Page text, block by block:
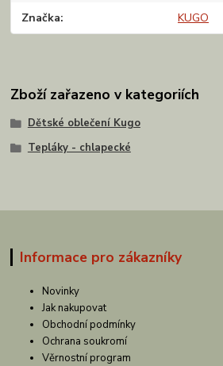
Značka KUGO
Zboží zařazeno v kategoriích
Dětské oblečení Kugo
Tepláky - chlapecké
Informace pro zákazníky
Novinky
Jak nakupovat
Obchodní podmínky
Ochrana soukromí
Věrnostní program